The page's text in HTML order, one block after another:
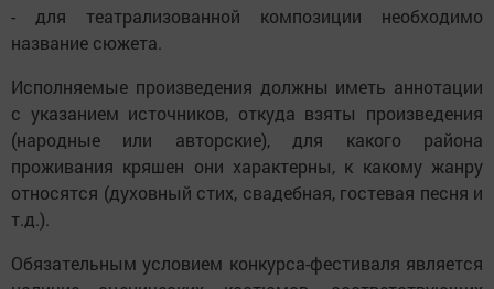
- для театрализованной композиции необходимо
название сюжета.
Исполняемые произведения должны иметь аннотации
с указанием источников, откуда взяты произведения
(народные или авторские), для какого района
проживания кряшен они характерны, к какому жанру
относятся (духовный стих, свадебная, гостевая песня и
т.д.).
Обязательным условием конкурса-фестиваля является